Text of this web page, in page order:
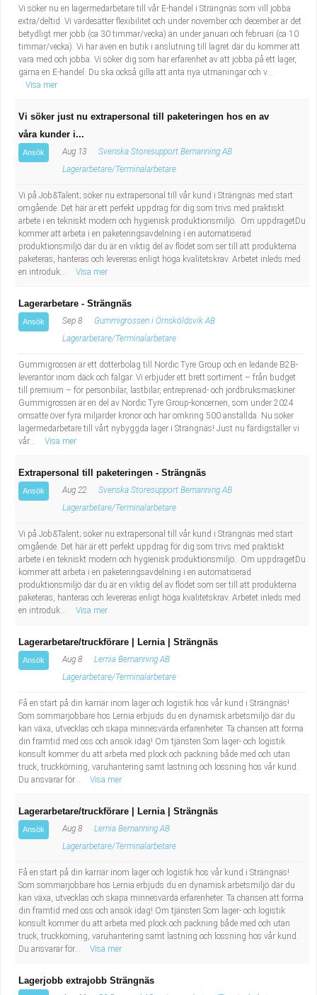
Vi söker nu en lagermedarbetare till vår E-handel i Strängnäs som vill jobba
extra/deltid. Vi värdesätter flexibilitet och under november och december är det
betydligt mer jobb (ca 30 timmar/vecka) än under januari och februari (ca 10
timmar/vecka). Vi har även en butik i anslutning till lagret där du kommer att
vara med och jobba. Vi söker dig som har erfarenhet av att jobba på ett lager,
gärna en E-handel. Du ska också gilla att anta nya utmaningar och v...
Visa mer
Vi söker just nu extrapersonal till paketeringen hos en av
våra kunder i...
Ansök Aug 13
Svenska Storesupport Bemanning AB
Lagerarbetare/Terminalarbetare
Vi på Job&Talent; söker nu extrapersonal till vår kund i Strängnäs med start
omgående. Det här är ett perfekt uppdrag för dig som trivs med praktiskt
arbete i en tekniskt modern och hygienisk produktionsmiljö. Om uppdragetDu
kommer att arbeta i en paketeringsavdelning i en automatiserad
produktionsmiljö där du är en viktig del av flödet som ser till att produkterna
paketeras, hanteras och levereras enligt höga kvalitetskrav. Arbetet inleds med
en introduk...
Visa mer
Lagerarbetare - Strängnäs
Ansök Sep 8
Gummigrossen i Örnsköldsvik AB
Lagerarbetare/Terminalarbetare
Gummigrossen är ett dotterbolag till Nordic Tyre Group och en ledande B2B-
leverantör inom däck och fälgar. Vi erbjuder ett brett sortiment – från budget
till premium – för personbilar, lastbilar, entreprenad- och jordbruksmaskiner.
Gummigrossen är en del av Nordic Tyre Group-koncernen, som under 2024
omsatte över fyra miljarder kronor och har omkring 500 anställda. Nu söker
lagermedarbetare till vårt nybyggda lager i Strängnäs! Just nu färdigställer vi
vår...
Visa mer
Extrapersonal till paketeringen - Strängnäs
Ansök Aug 22
Svenska Storesupport Bemanning AB
Lagerarbetare/Terminalarbetare
Vi på Job&Talent; söker nu extrapersonal till vår kund i Strängnäs med start
omgående. Det här är ett perfekt uppdrag för dig som trivs med praktiskt
arbete i en tekniskt modern och hygienisk produktionsmiljö. Om uppdragetDu
kommer att arbeta i en paketeringsavdelning i en automatiserad
produktionsmiljö där du är en viktig del av flödet som ser till att produkterna
paketeras, hanteras och levereras enligt höga kvalitetskrav. Arbetet inleds med
en introduk...
Visa mer
Lagerarbetare/truckförare | Lernia | Strängnäs
Ansök Aug 8
Lernia Bemanning AB
Lagerarbetare/Terminalarbetare
Få en start på din karriär inom lager och logistik hos vår kund i Strängnäs!
Som sommarjobbare hos Lernia erbjuds du en dynamisk arbetsmiljö där du
kan växa, utvecklas och skapa minnesvärda erfarenheter. Ta chansen att forma
din framtid med oss och ansök idag! Om tjänsten Som lager- och logistik
konsult kommer du att arbeta med plock och packning både med och utan
truck, truckkörning, varuhantering samt lastning och lossning hos vår kund.
Du ansvarar för...
Visa mer
Lagerarbetare/truckförare | Lernia | Strängnäs
Ansök Aug 8
Lernia Bemanning AB
Lagerarbetare/Terminalarbetare
Få en start på din karriär inom lager och logistik hos vår kund i Strängnäs!
Som sommarjobbare hos Lernia erbjuds du en dynamisk arbetsmiljö där du
kan växa, utvecklas och skapa minnesvärda erfarenheter. Ta chansen att forma
din framtid med oss och ansök idag! Om tjänsten Som lager- och logistik
konsult kommer du att arbeta med plock och packning både med och utan
truck, truckkörning, varuhantering samt lastning och lossning hos vår kund.
Du ansvarar för...
Visa mer
Lagerjobb extrajobb Strängnäs